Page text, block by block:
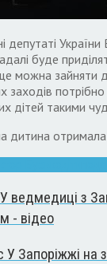
України
буде
можна зайняти
заходів
дітей такими
дитина
У ведмедиці з
- відео
У Запоріжжі на